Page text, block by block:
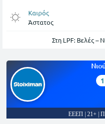
Καιρός
Άστατος
Στη LPF: Βελές –
1
ΕΕΕΠ | 21+ |